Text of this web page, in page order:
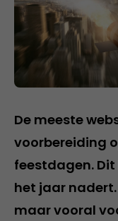
De meeste
voorbereiding
feestdagen.
het jaar
maar vooral